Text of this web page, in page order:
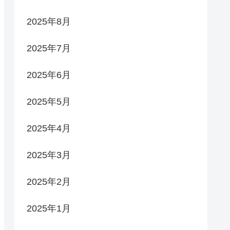
2025年8月
2025年7月
2025年6月
2025年5月
2025年4月
2025年3月
2025年2月
2025年1月